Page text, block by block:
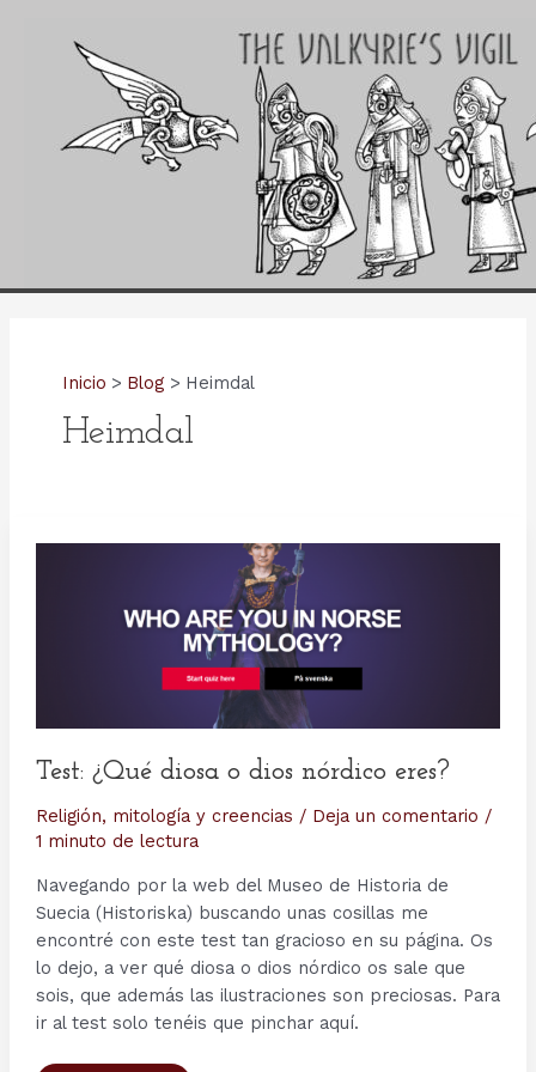
Inicio Blog Heimdal
Heimdal
Test: ¿Qué diosa o dios nórdico eres?
Religión, mitología y creencias / Deja un comentario /
1 minuto de lectura
Navegando por la web del Museo de Historia de
Suecia (Historiska) buscando unas cosillas me
encontré con este test tan gracioso en su página. Os
lo dejo, a ver qué diosa o dios nórdico os sale que
sois, que además las ilustraciones son preciosas. Para
ir al test solo tenéis que pinchar aquí.